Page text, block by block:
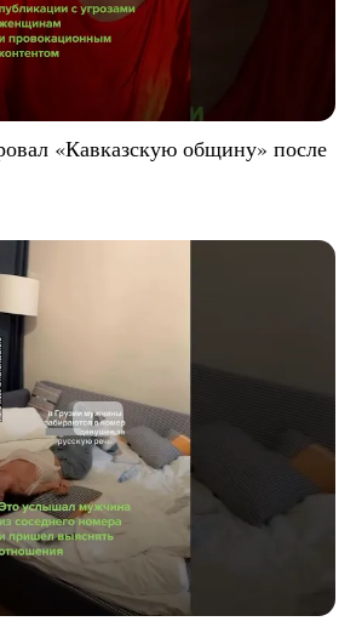
«Кавказскую общину» после